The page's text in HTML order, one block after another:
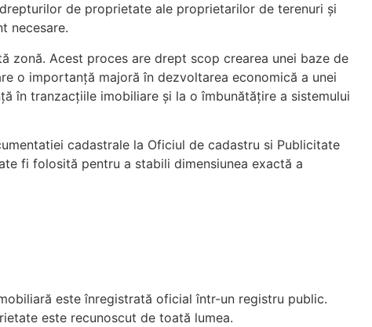
de proprietate ale proprietarilor de terenuri și
necesare.
zonă. Acest proces are drept scop crearea unei baze de
o importanță majoră în dezvoltarea economică a unei
în tranzacțiile imobiliare și la o îmbunătățire a sistemului
cadastrale la Oficiul de cadastru si Publicitate
fi folosită pentru a stabili dimensiunea exactă a
este înregistrată oficial într-un registru public.
este recunoscut de toată lumea.